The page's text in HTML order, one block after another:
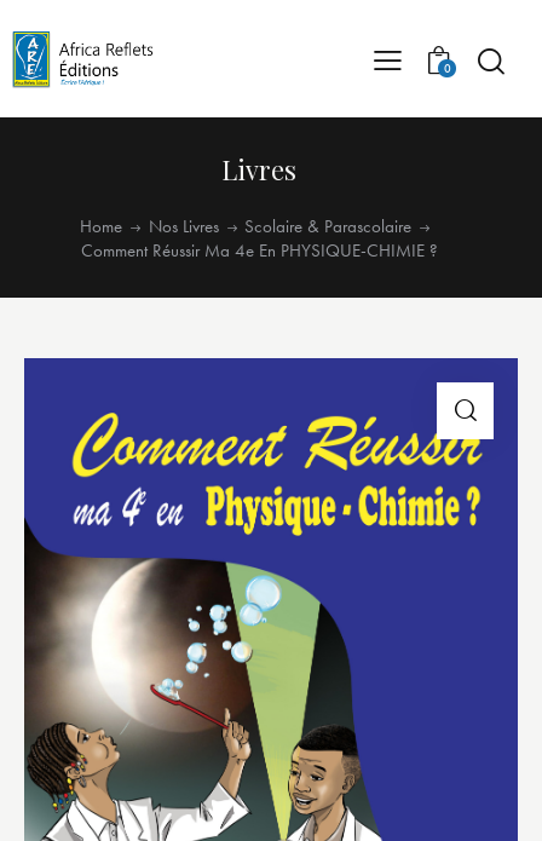
0
Livres
Home Nos Livres
Scolaire & Parascolaire
Comment Réussir Ma 4e En PHYSIQUE-CHIMIE ?